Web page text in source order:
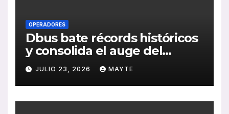
OPERADORES
Dbus bate récords históricos
y consolida el auge del
transporte público en San
Sebastián
JULIO 23, 2026 MAYTE